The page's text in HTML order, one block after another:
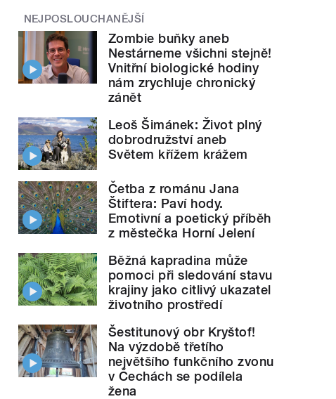
NEJPOSLOUCHANĚJŠÍ
Zombie buňky aneb
Nestárneme všichni stejně!
Vnitřní biologické hodiny
nám zrychluje chronický
zánět
Leoš Šimánek: Život plný
dobrodružství aneb
Světem křížem krážem
Četba z románu Jana
Štiftera: Paví hody.
Emotivní a poetický příběh
z městečka Horní Jelení
Běžná kapradina může
pomoci při sledování stavu
krajiny jako citlivý ukazatel
životního prostředí
Šestitunový obr Kryštof!
Na výzdobě třetího
největšího funkčního zvonu
v Čechách se podílela
žena